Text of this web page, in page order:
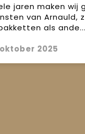
jaren maken wij
van Arnauld,
als
2025